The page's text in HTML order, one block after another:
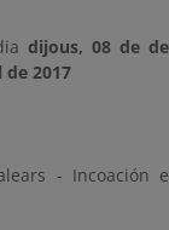
dijous, 08 de de
2017
- Incoación e